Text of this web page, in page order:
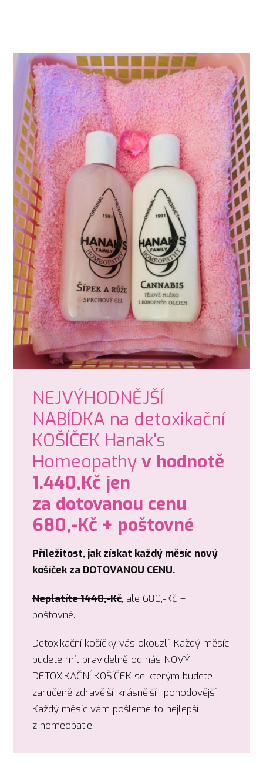
NEJVÝHODNĚJŠÍ
NABÍDKA na detoxikační
KOŠÍČEK Hanak's
Homeopathy v hodnotě
1.440,Kč jen
za dotovanou cenu
680,-Kč + poštovné
Příležitost, jak získat každý měsíc nový
košíček za DOTOVANOU CENU.
Neplatíte 1440,-Kč, ale 680,-Kč +
poštovné.
Detoxikační košíčky vás okouzlí. Každý měsíc
budete mít pravidelně od nás NOVÝ
DETOXIKAČNÍ KOŠÍČEK se kterým budete
zaručeně zdravější, krásnější i pohodovější.
Každý měsíc vám pošleme to nejlepší
z homeopatie.